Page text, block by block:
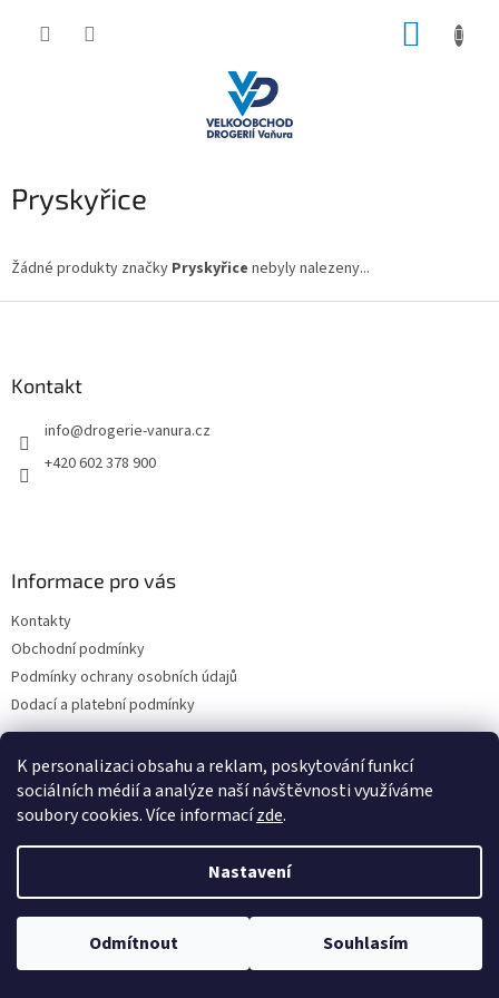
K personalizaci obsahu a reklam, poskytování funkcí
sociálních médií a analýze naší návštěvnosti využíváme
soubory cookies. Více informacízde.
Nastavení
Odmítnout Souhlasím
Pryskyřice
Žádné produkty značky Pryskyřice nebyly nalezeny...
Kontakt
info@drogerie-vanura.cz
+420 602 378 900
Informace pro vás
Kontakty
Obchodní podmínky
Podmínky ochrany osobních údajů
Dodací a platební podmínky
Vytvořil Shoptet
drogerie-vanura.cz. Všechna práva vyhrazena.
Upravit nastavení cookies